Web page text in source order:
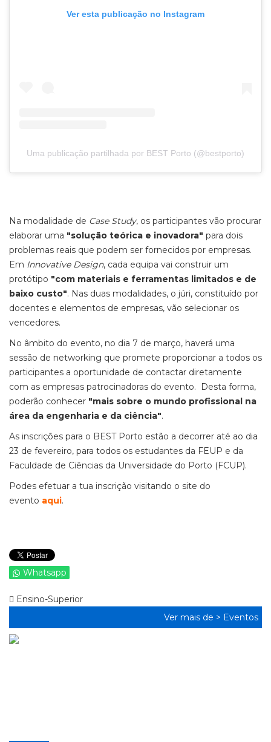
Ver esta publicação no Instagram
Uma publicação partilhada por BEST Porto (@bestporto)
Na modalidade de Case Study, os participantes vão procurar
elaborar uma "solução teórica e inovadora" para dois
problemas reais que podem ser fornecidos por empresas.
Em Innovative Design, cada equipa vai construir um
protótipo "com materiais e ferramentas limitados e de
baixo custo". Nas duas modalidades, o júri, constituído por
docentes e elementos de empresas, vão selecionar os
vencedores.
No âmbito do evento, no dia 7 de março, haverá uma
sessão de networking que promete proporcionar a todos os
participantes a oportunidade de contactar diretamente
com as empresas patrocinadoras do evento. Desta forma,
poderão conhecer "mais sobre o mundo profissional na
área da engenharia e da ciência".
As inscrições para o BEST Porto estão a decorrer até ao dia
23 de fevereiro, para todos os estudantes da FEUP e da
Faculdade de Ciências da Universidade do Porto (FCUP).
Podes efetuar a tua inscrição visitando o site do
evento aqui.
Whatsapp
Ensino-Superior
Ver mais de > Eventos